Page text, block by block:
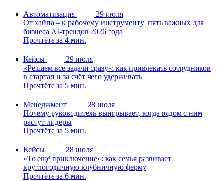
Автоматизация
29 июля
От хайпа – к рабочему инструменту: пять важных для
бизнеса AI-трендов 2026 года
Прочтёте за 4 мин.
Кейсы
29 июля
«Решаем все задачи сразу»: как привлекать сотрудников
в стартап и за счёт чего удерживать
Прочтёте за 5 мин.
Менеджмент
28 июля
Почему руководитель выигрывает, когда рядом с ним
растут лидеры
Прочтёте за 5 мин.
Кейсы
28 июля
«То ещё приключение»: как семья развивает
круглогодичную клубничную ферму
Прочтёте за 6 мин.